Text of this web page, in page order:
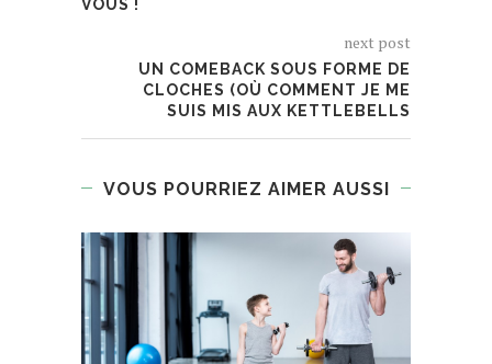
VOUS !
next post
UN COMEBACK SOUS FORME DE
CLOCHES (OÙ COMMENT JE ME
SUIS MIS AUX KETTLEBELLS
VOUS POURRIEZ AIMER AUSSI